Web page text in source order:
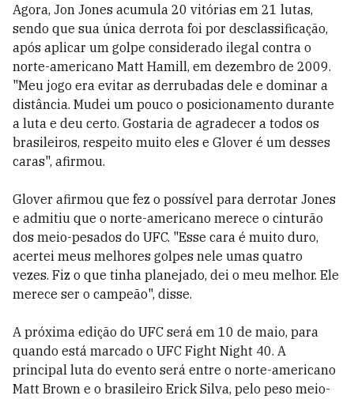
Agora, Jon Jones acumula 20 vitórias em 21 lutas,
sendo que sua única derrota foi por desclassificação,
após aplicar um golpe considerado ilegal contra o
norte-americano Matt Hamill, em dezembro de 2009.
"Meu jogo era evitar as derrubadas dele e dominar a
distância. Mudei um pouco o posicionamento durante
a luta e deu certo. Gostaria de agradecer a todos os
brasileiros, respeito muito eles e Glover é um desses
caras", afirmou.
Glover afirmou que fez o possível para derrotar Jones
e admitiu que o norte-americano merece o cinturão
dos meio-pesados do UFC. "Esse cara é muito duro,
acertei meus melhores golpes nele umas quatro
vezes. Fiz o que tinha planejado, dei o meu melhor. Ele
merece ser o campeão", disse.
A próxima edição do UFC será em 10 de maio, para
quando está marcado o UFC Fight Night 40. A
principal luta do evento será entre o norte-americano
Matt Brown e o brasileiro Erick Silva, pelo peso meio-